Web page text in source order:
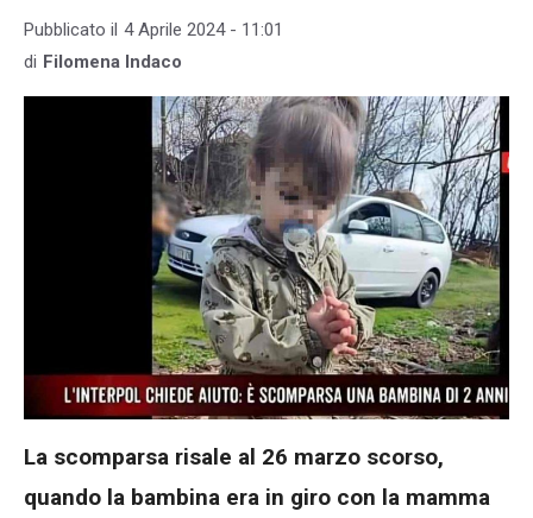
Pubblicato il 4 Aprile 2024 - 11:01
di Filomena Indaco
La scomparsa risale al 26 marzo scorso,
quando la bambina era in giro con la mamma